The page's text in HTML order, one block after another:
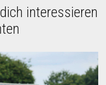
interessieren